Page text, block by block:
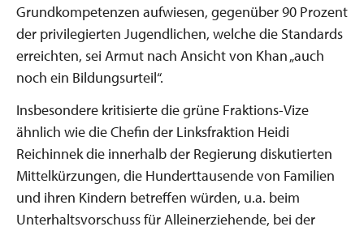
Grundkompetenzen aufwiesen, gegenüber 90 Prozent
der privilegierten Jugendlichen, welche die Standards
erreichten, sei Armut nach Ansicht von Khan „auch
noch ein Bildungsurteil“.
Insbesondere kritisierte die grüne Fraktions-Vize
ähnlich wie die Chefin der Linksfraktion Heidi
Reichinnek die innerhalb der Regierung diskutierten
Mittelkürzungen, die Hunderttausende von Familien
und ihren Kindern betreffen würden, u.a. beim
Unterhaltsvorschuss für Alleinerziehende, bei der